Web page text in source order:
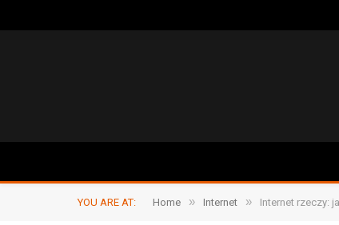
YOU ARE AT: Home » Internet » Internet rzeczy: